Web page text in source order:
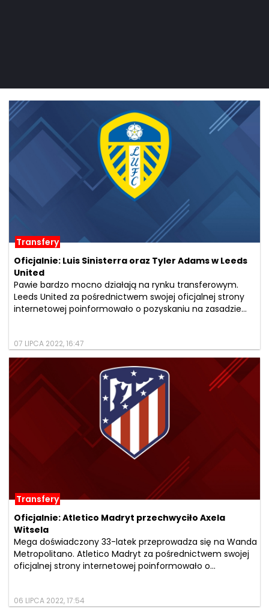
Transfery
Oficjalnie: Luis Sinisterra oraz Tyler Adams w Leeds
United
Pawie bardzo mocno działają na rynku transferowym.
Leeds United za pośrednictwem swojej oficjalnej strony
internetowej poinformowało o pozyskaniu na zasadzie...
07 LIPCA 2022, 16:47
Transfery
Oficjalnie: Atletico Madryt przechwyciło Axela
Witsela
Mega doświadczony 33-latek przeprowadza się na Wanda
Metropolitano. Atletico Madryt za pośrednictwem swojej
oficjalnej strony internetowej poinformowało o...
06 LIPCA 2022, 17:54